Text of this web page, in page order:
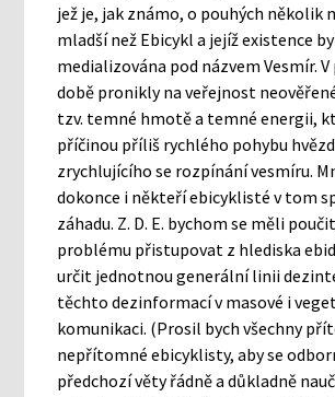
jež je, jak známo, o pouhých několik
mladší než Ebicykl a jejíž existence
medializována pod názvem Vesmír.
době pronikly na veřejnost
tzv. temné hmotě a temné energii,
příčinou příliš rychlého pohybu
zrychlujícího se rozpínání vesmíru.
dokonce i někteří ebicyklisté v tom
záhadu. Z. D. E. bychom se měli
problému přistupovat z hlediska
určit jednotnou generální linii
těchto dezinformací v masové i
komunikaci. (Prosil bych všechny
nepřítomné ebicyklisty, aby se
předchozí věty řádně a důkladně